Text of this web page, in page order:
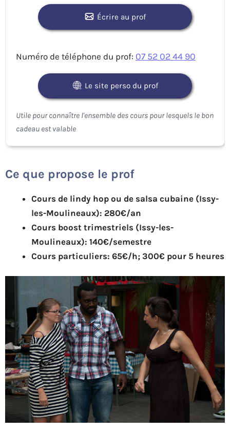
Écrire au prof
Numéro de téléphone du prof: 07 52 02 44 90
Le site perso du prof
Ce que propose le prof
Cours de lindy hop ou de salsa cubaine (Issy-
les-Moulineaux): 280€/an
Cours boost trimestriels (Issy-les-
Moulineaux): 140€/semestre
Cours particuliers: 65€/h; 300€ pour 5 heures